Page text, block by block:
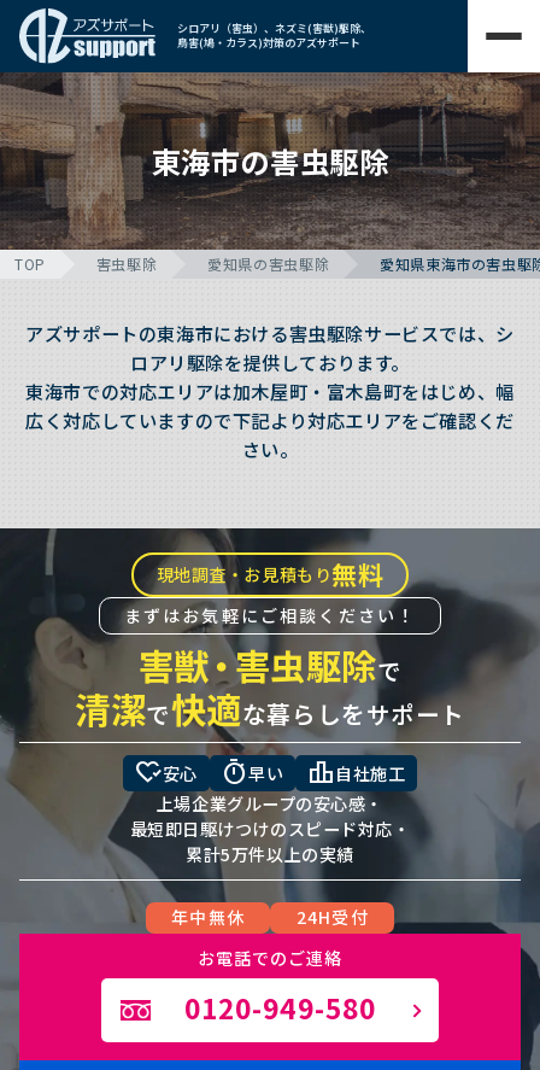
シロアリ（害虫）、ネズミ(害獣)駆除、
鳥害(鳩・カラス)対策のアズサポート
東海市の害虫駆除
TOP 害虫駆除 愛知県の害虫駆除 愛知県東海市の害虫駆
アズサポートの東海市における害虫駆除サービスでは、シ
ロアリ駆除を提供しております。
東海市での対応エリアは加木屋町・富木島町をはじめ、幅
広く対応していますので下記より対応エリアをご確認くだ
さい。
現地調査・お見積もり無料
まずはお気軽にご相談ください！
害獣・害虫駆除で
清潔で快適な暮らしをサポート
heart_check安心 timer早い leaderboard 自社施工
上場企業グループの安心感・
最短即日駆けつけのスピード対応・
累計5万件以上の実績
年中無休
24H受付
お電話でのご連絡
0120-949-580